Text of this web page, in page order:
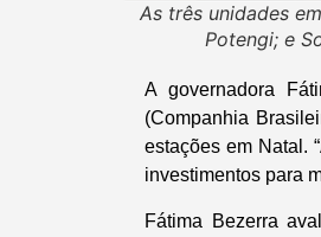
As três unidades
Potengi; e
A governadora
(Companhia
estações em Natal.
investimentos para
Fátima Bezerra